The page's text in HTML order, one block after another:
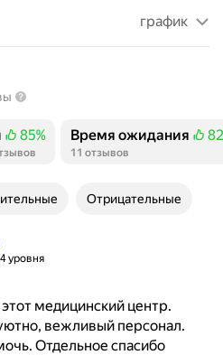
график
отзывов
85%
Время ожидания
Положительных
11 отзывов
Отрицательные
уровня
вежливый персонал.
Отдельное спасибо